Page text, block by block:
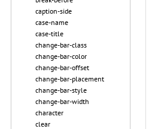
caption-side
case-name
case-title
change-bar-class
change-bar-color
change-bar-offset
change-bar-placement
change-bar-style
change-bar-width
character
clear